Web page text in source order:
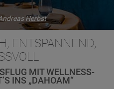
Herbst
ENTSPANNEND,
MIT WELLNESS-
INS „DAHOAM“